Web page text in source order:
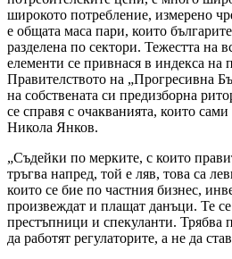
широкото потребление, измерено
е общата маса пари, които
разделена по сектори. Тежестта на
елементи се привнася в индекса на
Правителството на „Прогресивна
на собствената си предизборна
се справя с очакванията, които
Никола Янков.
„Съдейки по мерките, с които
тръгва напред, той е ляв, това са
които се бие по частния бизнес,
произвеждат и плащат данъци. Те се
престъпници и спекуланти. Трябва
да работят регулаторите, а не да